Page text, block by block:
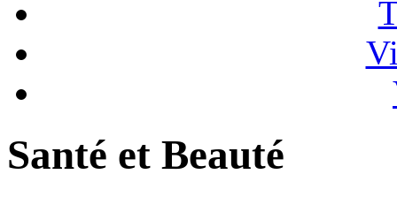
Santé et Beauté